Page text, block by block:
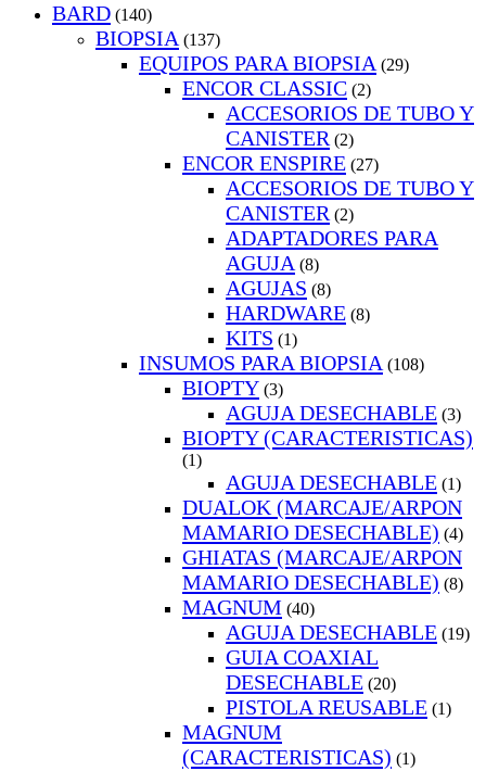
BARD (140)
BIOPSIA (137)
EQUIPOS PARA BIOPSIA (29)
ENCOR CLASSIC (2)
ACCESORIOS DE TUBO Y
CANISTER (2)
ENCOR ENSPIRE (27)
ACCESORIOS DE TUBO Y
CANISTER (2)
ADAPTADORES PARA
AGUJA (8)
AGUJAS (8)
HARDWARE (8)
KITS (1)
INSUMOS PARA BIOPSIA (108)
BIOPTY (3)
AGUJA DESECHABLE (3)
BIOPTY (CARACTERISTICAS)
(1)
AGUJA DESECHABLE (1)
DUALOK (MARCAJE/ARPON
MAMARIO DESECHABLE) (4)
GHIATAS (MARCAJE/ARPON
MAMARIO DESECHABLE) (8)
MAGNUM (40)
AGUJA DESECHABLE (19)
GUIA COAXIAL
DESECHABLE (20)
PISTOLA REUSABLE (1)
MAGNUM
(CARACTERISTICAS) (1)